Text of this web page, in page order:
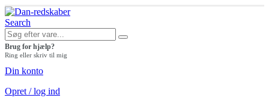
Search
Brug for hjælp?
Ring eller skriv til mig
Din konto
Opret / log ind